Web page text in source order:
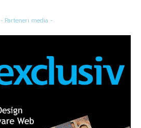
- Parteneri media -